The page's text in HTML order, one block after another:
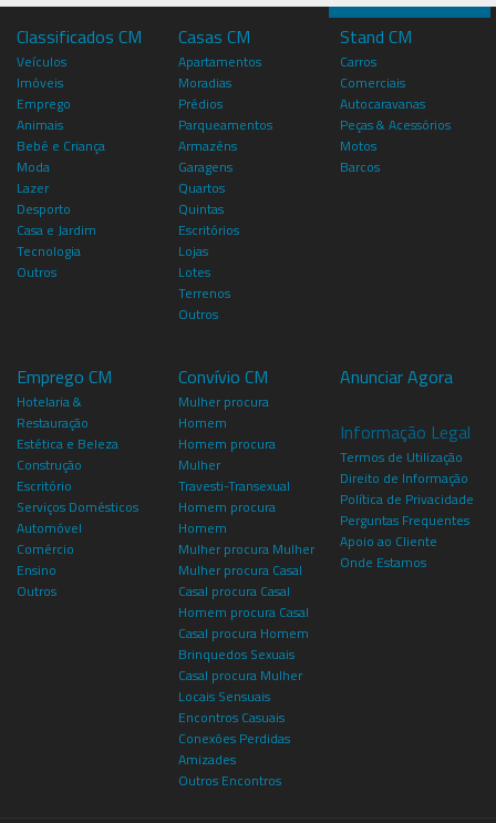
Classificados CM
Veículos
Imóveis
Emprego
Animais
Bebé e Criança
Moda
Lazer
Desporto
Casa e Jardim
Tecnologia
Outros
Casas CM
Apartamentos
Moradias
Prédios
Parqueamentos
Armazéns
Garagens
Quartos
Quintas
Escritórios
Lojas
Lotes
Terrenos
Outros
Stand CM
Carros
Comerciais
Autocaravanas
Peças & Acessórios
Motos
Barcos
Emprego CM
Hotelaria &
Restauração
Estética e Beleza
Construção
Escritório
Serviços Domésticos
Automóvel
Comércio
Ensino
Outros
Convívio CM
Mulher procura
Homem
Homem procura
Mulher
Travesti-Transexual
Homem procura
Homem
Mulher procura Mulher
Mulher procura Casal
Casal procura Casal
Homem procura Casal
Casal procura Homem
Brinquedos Sexuais
Casal procura Mulher
Locais Sensuais
Encontros Casuais
Conexões Perdidas
Amizades
Outros Encontros
Anunciar Agora
Informação Legal
Termos de Utilização
Direito de Informação
Política de Privacidade
Perguntas Frequentes
Apoio ao Cliente
Onde Estamos